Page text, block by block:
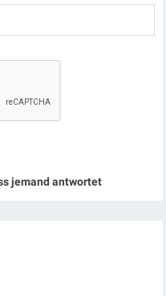
jemand antwortet